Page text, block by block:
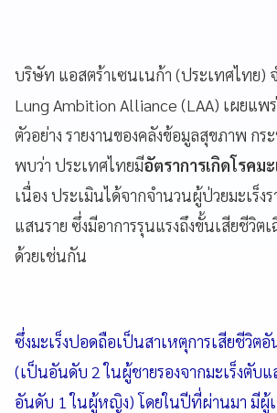
บริษัท แอสตร้าเซนเนก้า (ประเทศไทย)
Lung Ambition Alliance (LAA) เผยแพ
ตัวอย่าง รายงานของคลังข้อมูลสุขภาพ กร
พบว่า ประเทศไทยมีอัตราการเกิดโรคมะ
เนื่อง ประเมินได้จากจำนวนผู้ป่วยมะเร็ง
แสนราย ซึ่งมีอาการรุนแรงถึงขั้นเสียชีวิต
ด้วยเช่นกัน
ซึ่งมะเร็งปอดถือเป็นสาเหตุการเสียชีวิต
(เป็นอันดับ 2 ในผู้ชายรองจากมะเร็งตับ
อันดับ 1 ในผู้หญิง) โดยในปีที่ผ่านมา มีผู้